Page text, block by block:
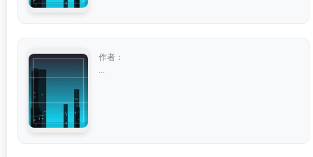
作者：